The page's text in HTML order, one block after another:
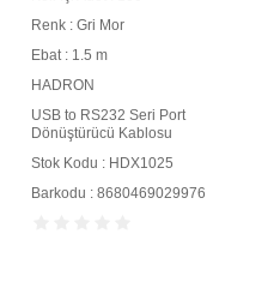
Renk : Gri Mor
Ebat : 1.5 m
HADRON
USB to RS232 Seri Port
Dönüştürücü Kablosu
Stok Kodu : HDX1025
Barkodu : 8680469029976